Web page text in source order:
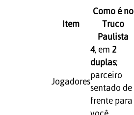
Item
Como é no
Truco
Paulista
Jogadores
4, em 2
duplas;
parceiro
sentado de
frente para